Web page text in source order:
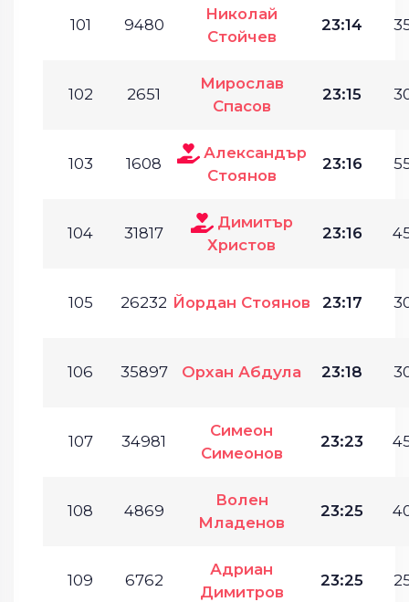
101 9480
Николай
Стойчев
23:14
102 2651
Мирослав
Спасов
23:15
103 1608
Александър
Стоянов
23:16
104 31817
Димитър
Христов
23:16
105 26232 Йордан Стоянов 23:17
106 35897 Орхан Абдула 23:18
107 34981
Симеон
Симеонов
23:23
108 4869
Волен
Младенов
23:25
109 6762
Адриан
Димитров
23:25